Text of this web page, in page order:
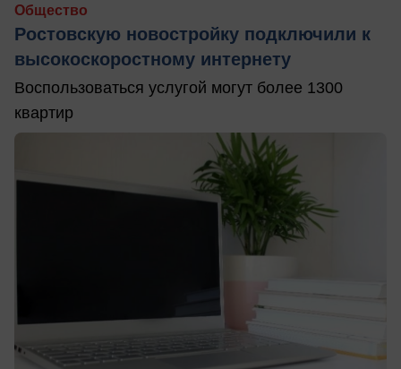
Общество
Ростовскую новостройку подключили к
высокоскоростному интернету
Воспользоваться услугой могут более 1300
квартир